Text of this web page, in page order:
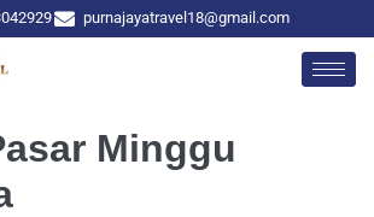
purnajayatravel18@gmail.com
Minggu